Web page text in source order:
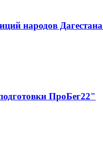
народов
ПроБег22"